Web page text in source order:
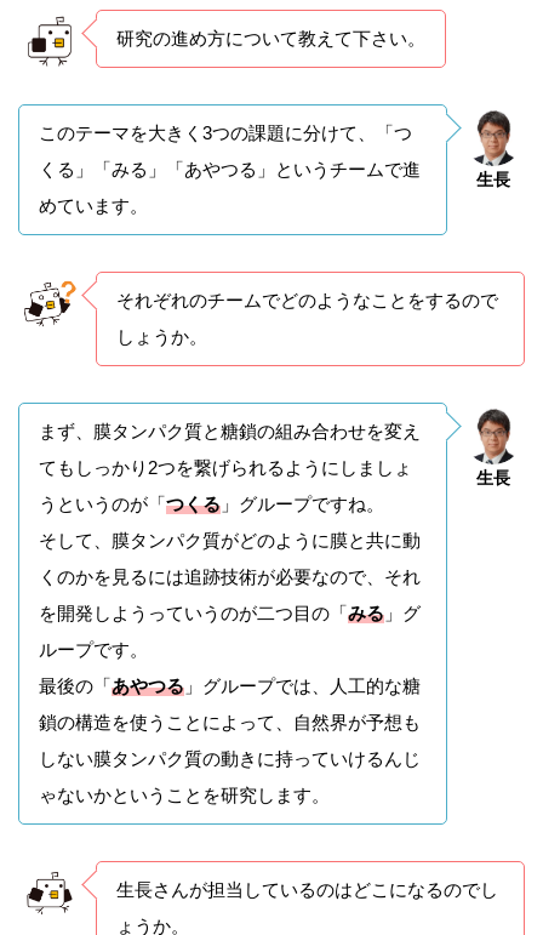
研究の進め方について教えて下さい。
生長
このテーマを大きく3つの課題に分けて、「つ
くる」「みる」「あやつる」というチームで進
めています。
それぞれのチームでどのようなことをするので
しょうか。
生長
まず、膜タンパク質と糖鎖の組み合わせを変え
てもしっかり2つを繋げられるようにしましょ
うというのが「つくる 」グループですね。
そして、膜タンパク質がどのように膜と共に動
くのかを見るには追跡技術が必要なので、それ
を開発しようっていうのが二つ目の「みる 」グ
ループです。
最後の「あやつる 」グループでは、人工的な糖
鎖の構造を使うことによって、自然界が予想も
しない膜タンパク質の動きに持っていけるんじ
ゃないかということを研究します。
生長さんが担当しているのはどこになるのでし
ょうか。